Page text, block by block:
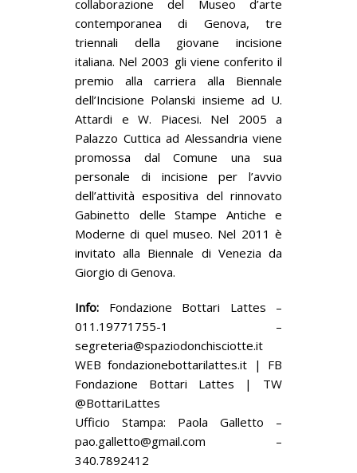
collaborazione del Museo d’arte
contemporanea di Genova, tre
triennali della giovane incisione
italiana. Nel 2003 gli viene conferito il
premio alla carriera alla Biennale
dell’Incisione Polanski insieme ad U.
Attardi e W. Piacesi. Nel 2005 a
Palazzo Cuttica ad Alessandria viene
promossa dal Comune una sua
personale di incisione per l’avvio
dell’attività espositiva del rinnovato
Gabinetto delle Stampe Antiche e
Moderne di quel museo. Nel 2011 è
invitato alla Biennale di Venezia da
Giorgio di Genova.
Info: Fondazione Bottari Lattes –
011.19771755-1 –
segreteria@spaziodonchisciotte.it
WEB fondazionebottarilattes.it | FB
Fondazione Bottari Lattes | TW
@BottariLattes
Ufficio Stampa: Paola Galletto –
pao.galletto@gmail.com –
340.7892412